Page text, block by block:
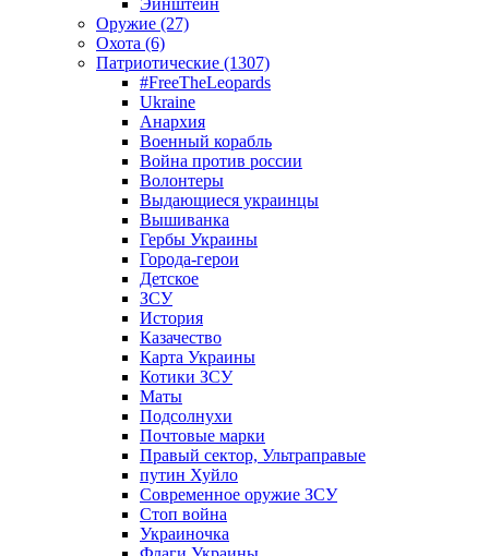
Эйнштейн
Оружие (27)
Охота (6)
Патриотические (1307)
#FreeTheLeopards
Ukraine
Анархия
Военный корабль
Война против россии
Волонтеры
Выдающиеся украинцы
Вышиванка
Гербы Украины
Города-герои
Детское
ЗСУ
История
Казачество
Карта Украины
Котики ЗСУ
Маты
Подсолнухи
Почтовые марки
Правый сектор, Ультраправые
путин Хуйло
Современное оружие ЗСУ
Стоп война
Украиночка